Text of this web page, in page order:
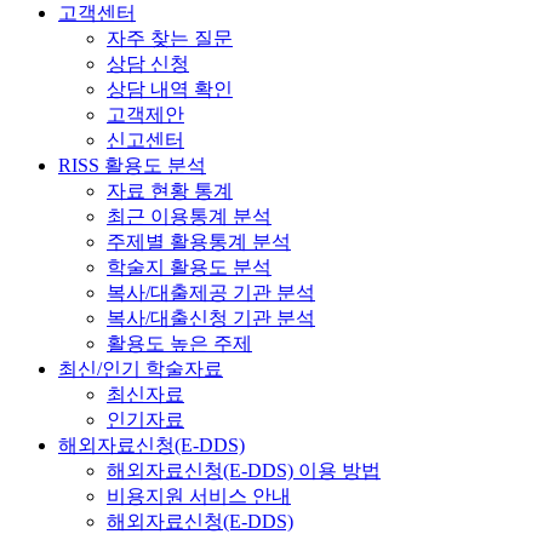
고객센터
자주 찾는 질문
상담 신청
상담 내역 확인
고객제안
신고센터
RISS 활용도 분석
자료 현황 통계
최근 이용통계 분석
주제별 활용통계 분석
학술지 활용도 분석
복사/대출제공 기관 분석
복사/대출신청 기관 분석
활용도 높은 주제
최신/인기 학술자료
최신자료
인기자료
해외자료신청(E-DDS)
해외자료신청(E-DDS) 이용 방법
비용지원 서비스 안내
해외자료신청(E-DDS)